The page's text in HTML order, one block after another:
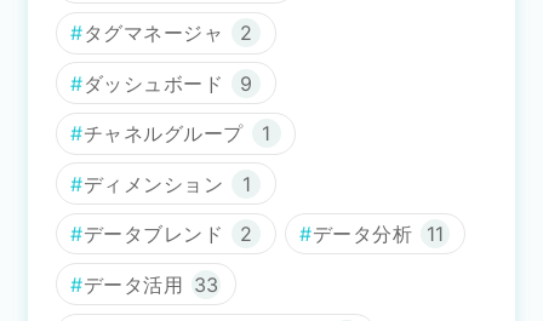
タグマネージャ 2
ダッシュボード 9
チャネルグループ 1
ディメンション 1
データブレンド 2 データ分析 11
データ活用 33